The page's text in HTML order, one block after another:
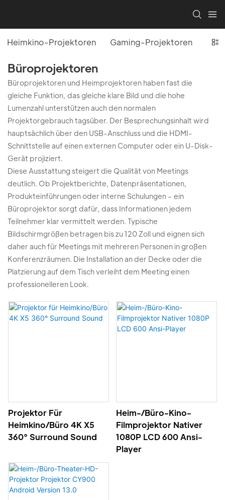
Heimkino-Projektoren Gaming-Projektoren
Büroprojektoren
Büroprojektoren und Heimprojektoren haben fast die
gleiche Funktion, das gleiche klare Bild und die hohe
Lumenzahl unterstützen auch den normalen
Projektorgebrauch tagsüber. Der Besprechungsinhalt wird
hauptsächlich über den USB-Anschluss und die HDMI-
Schnittstelle auf einen externen Computer oder ein U-Disk-
Gerät projiziert.
Diese Ausstattung steigert die Qualität von Meetings
deutlich. Ob Projektberichte, Datenpräsentationen,
Produkteinführungen oder interne Schulungen – ein
Büroprojektor sorgt dafür, dass Informationen jedem
Teilnehmer klar vermittelt werden. Typische
Bildschirmgrößen betragen bis zu 120 Zoll und eignen sich
daher auch für Meetings mit mehreren Personen in großen
Konferenzräumen. Die Installation an der Decke oder die
Platzierung auf dem Tisch verleiht dem Meeting einen
professionelleren Look.
Projektor Für
Heimkino/Büro 4K X5
360° Surround Sound
Heim-/Büro-Kino-
Filmprojektor Nativer
1080P LCD 600 Ansi-
Player